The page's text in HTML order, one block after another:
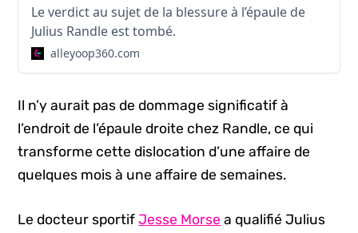
Le verdict au sujet de la blessure à l’épaule de
Julius Randle est tombé.
alleyoop360.com
Il n’y aurait pas de dommage significatif à
l’endroit de l’épaule droite chez Randle, ce qui
transforme cette dislocation d’une affaire de
quelques mois à une affaire de semaines.
Le docteur sportifJesse Morse a qualifié Julius